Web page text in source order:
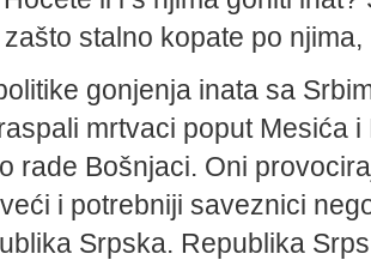
stalno kopate po
gonjenja inata sa
mrtvaci poput Mesića
rade Bošnjaci. Oni
i potrebniji saveznici
Srpska. Republika